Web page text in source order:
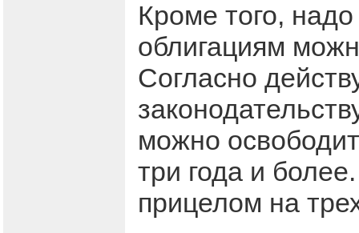
Кроме того,
облигациям
Согласно
можно
три года и
прицелом на